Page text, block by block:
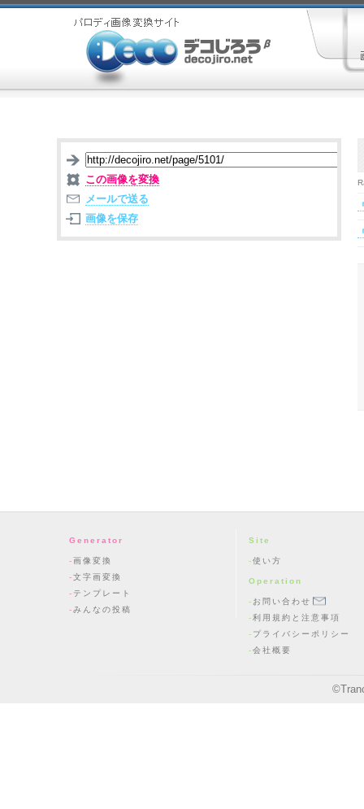
この画像を変換
メールで送る
画像を保存
Generator
画像変換
文字画変換
テンプレート
みんなの投稿
Site
使い方
Operation
お問い合わせ
利用規約と注意事項
プライバシーポリシー
会社概要
©